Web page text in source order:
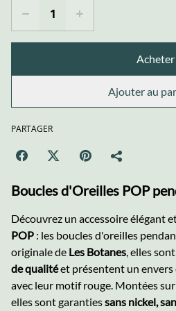
Acheter
Ajouter au
PARTAGER
Boucles d'Oreilles POP
Découvrez un accessoire élégant
POP : les boucles d'oreilles
originale de Les Botanes, elles
de qualitéet présentent un envers
avec leur motif rouge. Montées
elles sont garantiessans nickel,